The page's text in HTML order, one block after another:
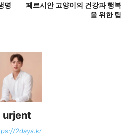
명
페르시안 고양이의 건강과 행복
을 위한 팁
urjent
2days.kr